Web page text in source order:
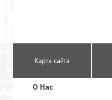
Карта сайта
O Hac